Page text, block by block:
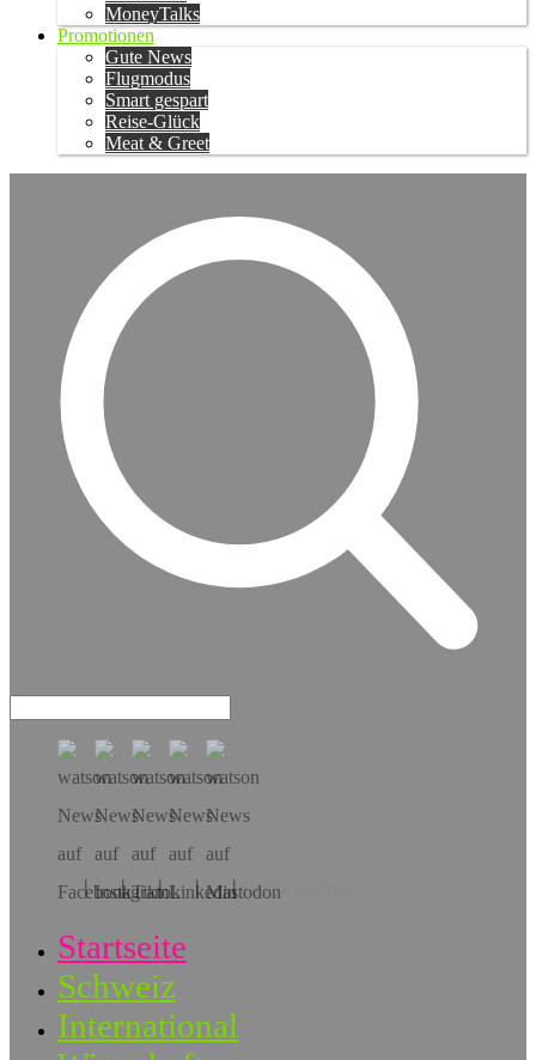
MoneyTalks
Promotionen
Gute News
Flugmodus
Smart gespart
Reise-Glück
Meat & Greet
Hol dir die App!
Startseite
Schweiz
International